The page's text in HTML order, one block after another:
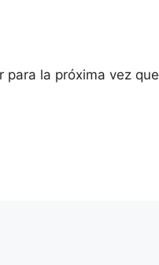
para la próxima vez que